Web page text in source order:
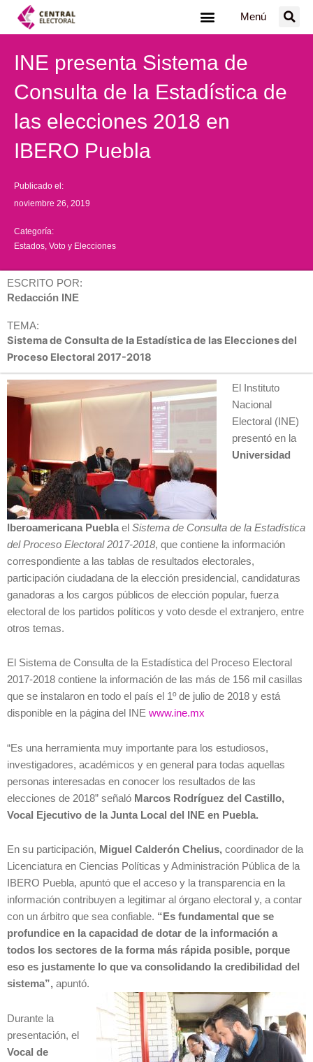
Menú
INE presenta Sistema de
Consulta de la Estadística de
las elecciones 2018 en
IBERO Puebla
Publicado el:
noviembre 26, 2019
Categoría:
Estados Voto y Elecciones
ESCRITO POR:
Redacción INE
TEMA:
Sistema de Consulta de la Estadística de las Elecciones del
Proceso Electoral 2017-2018
El Instituto
Nacional
Electoral (INE)
presentó en la
Universidad
Iberoamericana Puebla el Sistema de Consulta de la Estadística
del Proceso Electoral 2017-2018, que contiene la información
correspondiente a las tablas de resultados electorales,
participación ciudadana de la elección presidencial, candidaturas
ganadoras a los cargos públicos de elección popular, fuerza
electoral de los partidos políticos y voto desde el extranjero, entre
otros temas.
El Sistema de Consulta de la Estadística del Proceso Electoral
2017-2018 contiene la información de las más de 156 mil casillas
que se instalaron en todo el país el 1º de julio de 2018 y está
disponible en la página del INE www.ine.mx
“Es una herramienta muy importante para los estudiosos,
investigadores, académicos y en general para todas aquellas
personas interesadas en conocer los resultados de las
elecciones de 2018” señaló Marcos Rodríguez del Castillo,
Vocal Ejecutivo de la Junta Local del INE en Puebla.
En su participación, Miguel Calderón Chelius, coordinador de la
Licenciatura en Ciencias Políticas y Administración Pública de la
IBERO Puebla, apuntó que el acceso y la transparencia en la
información contribuyen a legitimar al órgano electoral y, a contar
con un árbitro que sea confiable. “Es fundamental que se
profundice en la capacidad de dotar de la información a
todos los sectores de la forma más rápida posible, porque
eso es justamente lo que va consolidando la credibilidad del
sistema”, apuntó.
Durante la
presentación, el
Vocal de